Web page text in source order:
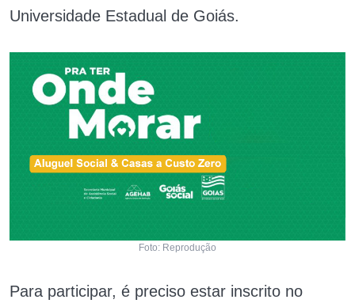
Universidade Estadual de Goiás.
Foto: Reprodução
Para participar, é preciso estar inscrito no